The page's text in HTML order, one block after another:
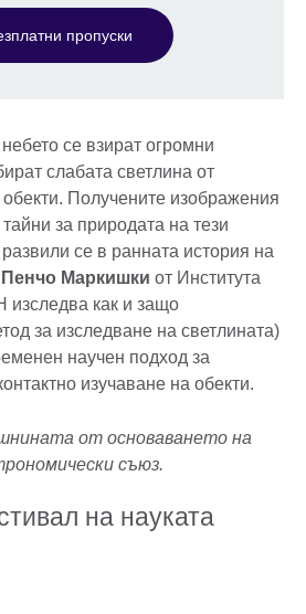
пропуски
се взират огромни
слабата светлина от
Получените изображения
за природата на тези
се в ранната история на
Пенчо Маркишки от Института
изследва как и защо
за изследване на светлината)
научен подход за
изучаване на обекти.
от основаването на
съюз.
на науката